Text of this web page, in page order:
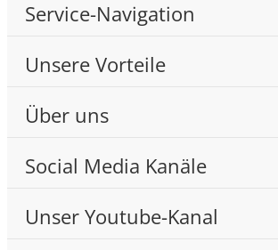
Service-Navigation
Unsere Vorteile
Über uns
Social Media Kanäle
Unser Youtube-Kanal